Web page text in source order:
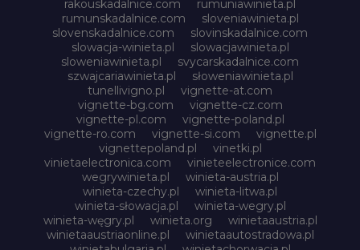
rakouskadalnice.com
rumuniawinieta.pl
rumunskadalnice.com
sloveniawinieta.pl
slovenskadalnice.com
slovinskadalnice.com
slowacja-winieta.pl
slowacjawinieta.pl
sloweniawinieta.pl
svycarskadalnice.com
szwajcariawinieta.pl
słoweniawinieta.pl
tunellivigno.pl
vignette-at.com
vignette-bg.com
vignette-cz.com
vignette-pl.com
vignette-poland.pl
vignette-ro.com
vignette-si.com
vignette.pl
vignettepoland.pl
vinetki.pl
vinietaelectronica.com
vinieteelectronice.com
wegrywinieta.pl
winieta-austria.pl
winieta-czechy.pl
winieta-litwa.pl
winieta-słowacja.pl
winieta-wegry.pl
winieta-węgry.pl
winieta.org
winietaaustria.pl
winietaaustriaonline.pl
winietaautostradowa.pl